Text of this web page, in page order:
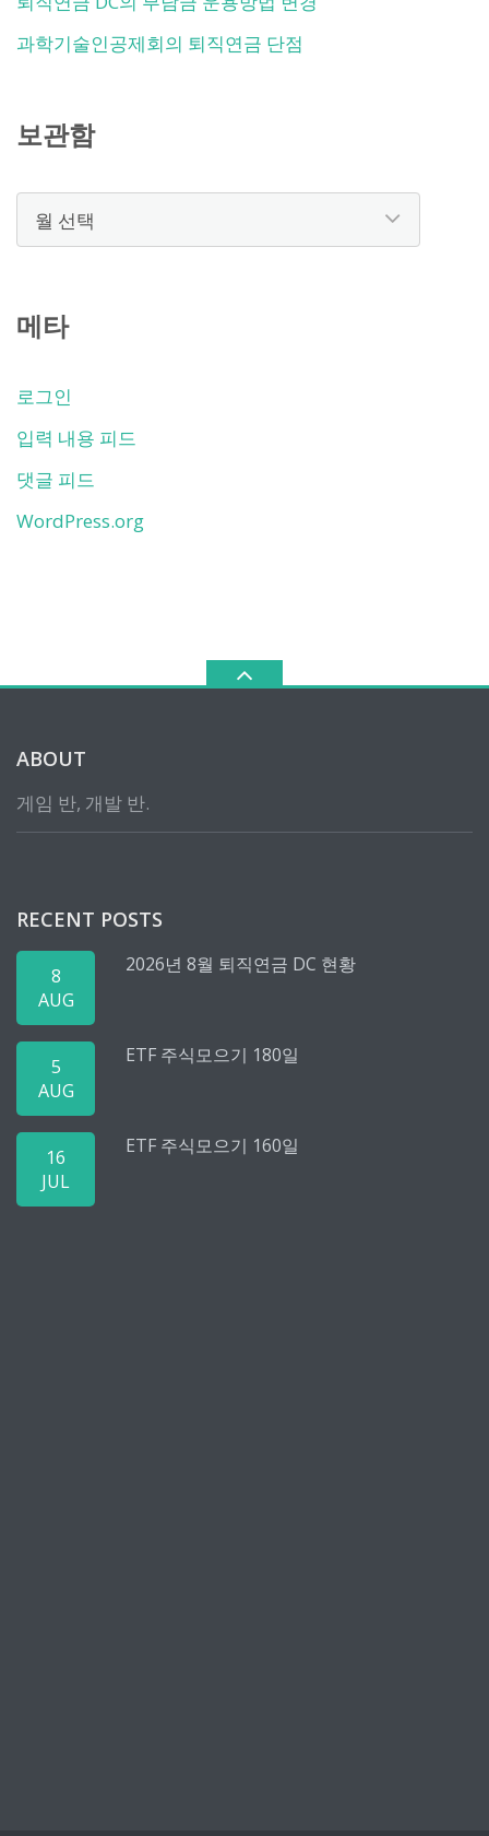
과학기술인공제회의 퇴직연금 단점
보관함
메타
로그인
입력 내용 피드
댓글 피드
WordPress.org
ABOUT
게임 반, 개발 반.
RECENT POSTS
8
AUG
2026년 8월 퇴직연금 DC 현황
5
AUG
ETF 주식모으기 180일
16
JUL
ETF 주식모으기 160일